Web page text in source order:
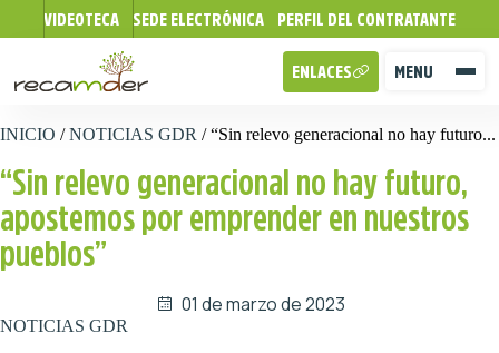
VIDEOTECA SEDE ELECTRÓNICA PERFIL DEL CONTRATANTE
MENU
ENLACES
INICIO /NOTICIAS GDR /“Sin relevo generacional no hay futuro...
“Sin relevo generacional no hay futuro,
apostemos por emprender en nuestros
pueblos”
01 de marzo de 2023
NOTICIAS GDR